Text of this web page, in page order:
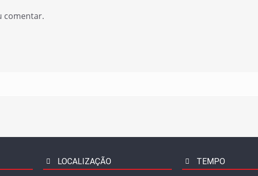
comentar.
LOCALIZAÇÃO TEMPO